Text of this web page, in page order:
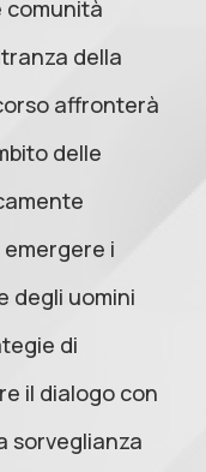
comunità
della
affronterà
delle
emergere i
degli uomini
di
il dialogo con
sorveglianza